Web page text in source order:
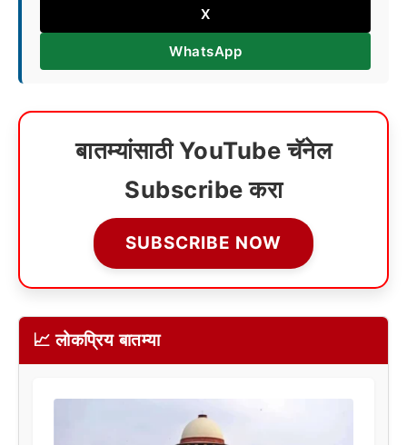
X
WhatsApp
बातम्यांसाठी YouTube चॅनेल
Subscribe करा
SUBSCRIBE NOW
📈 लोकप्रिय बातम्या